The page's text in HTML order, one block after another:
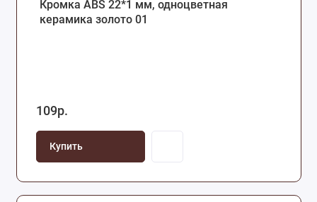
Кромка ABS 22*1 мм, одноцветная
керамика золото 01
109р.
Купить